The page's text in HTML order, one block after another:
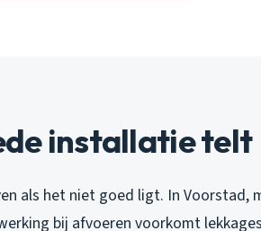
installatie telt
als het niet goed ligt. In Voorstad,
bij afvoeren voorkomt